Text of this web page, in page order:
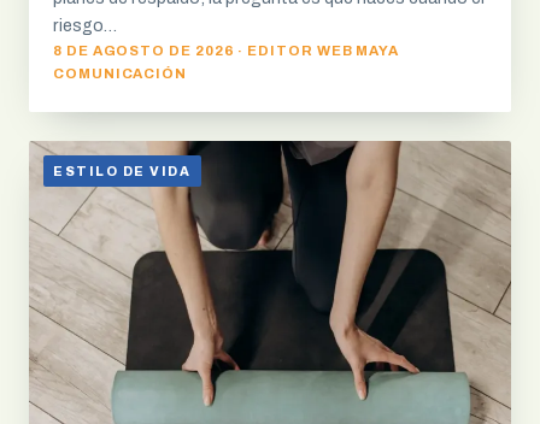
riesgo…
8 DE AGOSTO DE 2026 · EDITOR WEB MAYA
COMUNICACIÓN
ESTILO DE VIDA